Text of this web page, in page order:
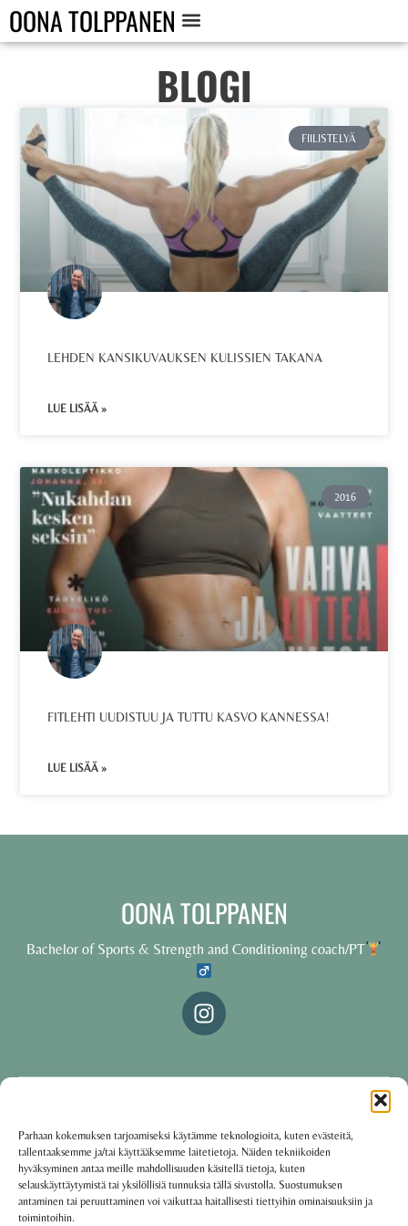
Parhaan kokemuksen tarjoamiseksi käytämme teknologioita, kuten evästeitä,
tallentaaksemme ja/tai käyttääksemme laitetietoja. Näiden tekniikoiden
hyväksyminen antaa meille mahdollisuuden käsitellä tietoja, kuten
selauskäyttäytymistä tai yksilöllisiä tunnuksia tällä sivustolla. Suostumuksen
antaminen tai peruuttaminen voi vaikuttaa haitallisesti tiettyihin ominaisuuksiin ja
toimintoihin.
OONA TOLPPANEN
BLOGI
FIILISTELYÄ
LEHDEN KANSIKUVAUKSEN KULISSIEN TAKANA
LUE LISÄÄ »
2016
FITLEHTI UUDISTUU JA TUTTU KASVO KANNESSA!
LUE LISÄÄ »
OONA TOLPPANEN
Bachelor of Sports & Strength and Conditioning coach/PT
Käyttöehdot·Tietosuojakäytäntö